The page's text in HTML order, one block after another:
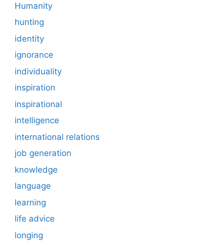
Humanity
hunting
identity
ignorance
individuality
inspiration
inspirational
intelligence
international relations
job generation
knowledge
language
learning
life advice
longing